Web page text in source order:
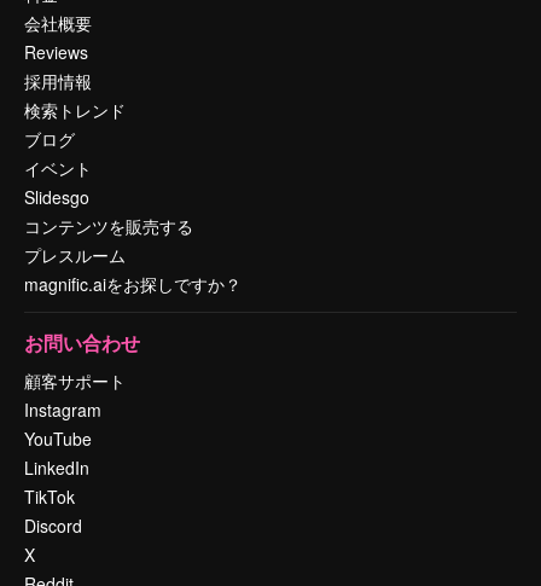
会社概要
Reviews
採用情報
検索トレンド
ブログ
イベント
Slidesgo
コンテンツを販売する
プレスルーム
magnific.aiをお探しですか？
お問い合わせ
顧客サポート
Instagram
YouTube
LinkedIn
TikTok
Discord
X